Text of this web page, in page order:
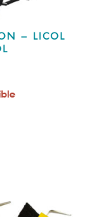
– LICOL